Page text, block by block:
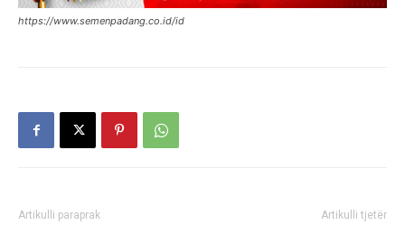
https://www.semenpadang.co.id/id
Artikulli paraprak Artikulli tjetër